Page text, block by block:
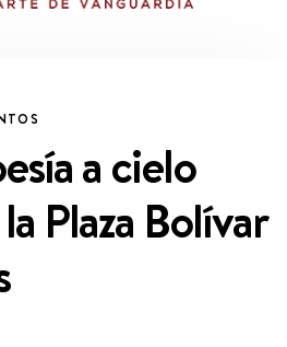
a cielo
Plaza Bolívar